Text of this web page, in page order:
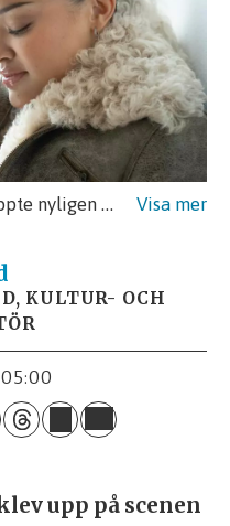
flera ställen runt om i Sverige
KULTUR- OCH
05:00
upp på scenen